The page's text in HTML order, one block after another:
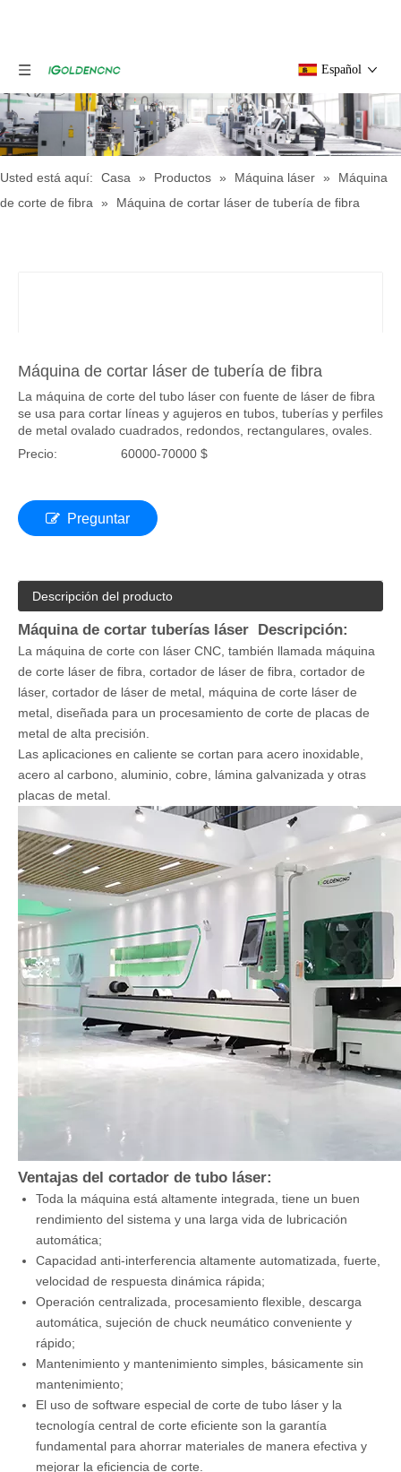
Español
Usted está aquí: Casa » Productos » Máquina láser »
Máquina
de corte de fibra
» Máquina de cortar láser de tubería de fibra
Máquina de cortar láser de tubería de fibra
La máquina de corte del tubo láser con fuente de láser de fibra
se usa para cortar líneas y agujeros en tubos, tuberías y perfiles
de metal ovalado cuadrados, redondos, rectangulares, ovales.
Precio:
60000-70000 $
Preguntar
Descripción del producto
Máquina de cortar tuberías láser Descripción:
La máquina de corte con láser CNC, también llamada máquina
de corte láser de fibra, cortador de láser de fibra, cortador de
láser, cortador de láser de metal, máquina de corte láser de
metal, diseñada para un procesamiento de corte de placas de
metal de alta precisión.
Las aplicaciones en caliente se cortan para acero inoxidable,
acero al carbono, aluminio, cobre, lámina galvanizada y otras
placas de metal.
Ventajas del cortador de tubo láser:
Toda la máquina está altamente integrada, tiene un buen
rendimiento del sistema y una larga vida de lubricación
automática;
Capacidad anti-interferencia altamente automatizada, fuerte,
velocidad de respuesta dinámica rápida;
Operación centralizada, procesamiento flexible, descarga
automática, sujeción de chuck neumático conveniente y
rápido;
Mantenimiento y mantenimiento simples, básicamente sin
mantenimiento;
El uso de software especial de corte de tubo láser y la
tecnología central de corte eficiente son la garantía
fundamental para ahorrar materiales de manera efectiva y
mejorar la eficiencia de corte.